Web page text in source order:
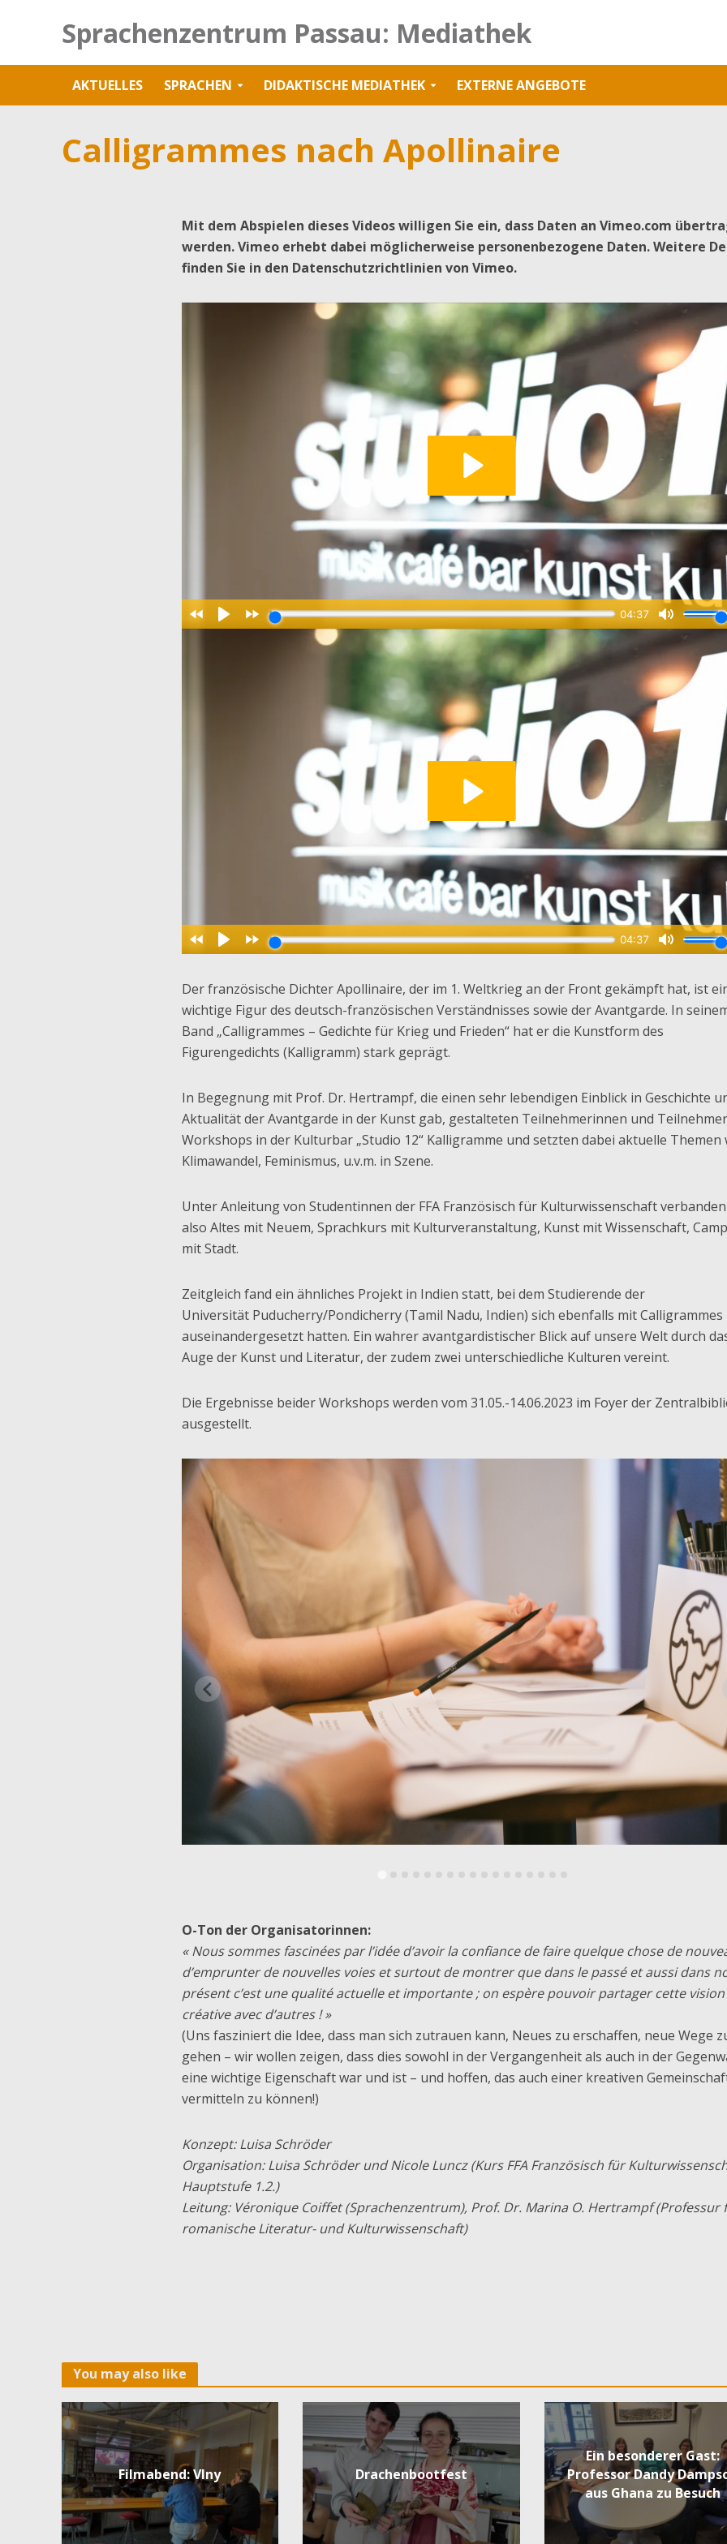
Sprachenzentrum Passau: Mediathek
AKTUELLES SPRACHEN DIDAKTISCHE MEDIATHEK EXTERNE ANGEBOTE
Calligrammes nach Apollinaire
Mit dem Abspielen dieses Videos willigen Sie ein, dass Daten an Vimeo.com
werden. Vimeo erhebt dabei möglicherweise personenbezogene Daten. Weitere
finden Sie in den Datenschutzrichtlinien von Vimeo.
Der französische Dichter Apollinaire, der im 1. Weltkrieg an der Front gekämpft hat, ist
wichtige Figur des deutsch-französischen Verständnisses sowie der Avantgarde. In
Band „Calligrammes – Gedichte für Krieg und Frieden“ hat er die Kunstform des
Figurengedichts (Kalligramm) stark geprägt.
In Begegnung mit Prof. Dr. Hertrampf, die einen sehr lebendigen Einblick in Geschichte
Aktualität der Avantgarde in der Kunst gab, gestalteten Teilnehmerinnen und
Workshops in der Kulturbar „Studio 12“ Kalligramme und setzten dabei aktuelle Themen
Klimawandel, Feminismus, u.v.m. in Szene.
Unter Anleitung von Studentinnen der FFA Französisch für Kulturwissenschaft
also Altes mit Neuem, Sprachkurs mit Kulturveranstaltung, Kunst mit Wissenschaft,
mit Stadt.
Zeitgleich fand ein ähnliches Projekt in Indien statt, bei dem Studierende der
Universität Puducherry/Pondicherry (Tamil Nadu, Indien) sich ebenfalls mit Calligrammes
auseinandergesetzt hatten. Ein wahrer avantgardistischer Blick auf unsere Welt durch
Auge der Kunst und Literatur, der zudem zwei unterschiedliche Kulturen vereint.
Die Ergebnisse beider Workshops werden vom 31.05.-14.06.2023 im Foyer der
ausgestellt.
O-Ton der Organisatorinnen:
« Nous sommes fascinées par l’idée d’avoir la confiance de faire quelque chose de
d’emprunter de nouvelles voies et surtout de montrer que dans le passé et aussi dans
présent c’est une qualité actuelle et importante ; on espère pouvoir partager cette vision
créative avec d’autres ! »
(Uns fasziniert die Idee, dass man sich zutrauen kann, Neues zu erschaffen, neue Wege
gehen – wir wollen zeigen, dass dies sowohl in der Vergangenheit als auch in der
eine wichtige Eigenschaft war und ist – und hoffen, das auch einer kreativen
vermitteln zu können!)
Konzept: Luisa Schröder
Organisation: Luisa Schröder und Nicole Luncz (Kurs FFA Französisch für
Hauptstufe 1.2.)
Leitung: Véronique Coiffet (Sprachenzentrum), Prof. Dr. Marina O. Hertrampf (Professur
romanische Literatur- und Kulturwissenschaft)
You may also like
Filmabend: Vlny Drachenbootfest
Ein besonderer Gast:
Professor Dandy
aus Ghana zu Besuch